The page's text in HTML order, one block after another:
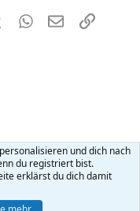
Tumblr WhatsApp
E-MailLink
Hilfe
R
Ltd.
und dich nach
du registriert bist.
erklärst du dich damit